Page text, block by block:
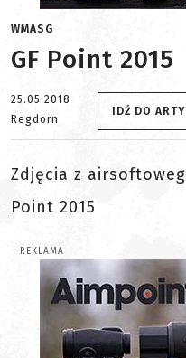
WMASG
GF Point 2015
25.05.2018
Regdorn
IDŹ DO
Zdjęcia z
Point 2015
REKLAMA